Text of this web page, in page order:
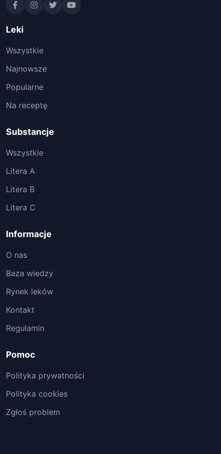
Leki
Wszystkie
Najnowsze
Popularne
Na receptę
Substancje
Wszystkie
Litera A
Litera B
Litera C
Informacje
O nas
Baza wiedzy
Rynek leków
Kontakt
Regulamin
Pomoc
Polityka prywatności
Polityka cookies
Zgłoś problem